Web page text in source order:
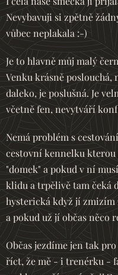
Nevybavuji si zpětně
vůbec neplakala :-)
Je to hlavně můj malý
Venku krásně poslouchá,
daleko, je poslušná. Je
včetně fen, nevytváří
Nemá problém s
cestovní kennelku kterou
"domek" a pokud v ní
klidu a trpělivě tam čeká
hysterická když jí zmizím
a pokud už jí občas
Občas jezdíme jen tak
říct, že mě - i trenérku -